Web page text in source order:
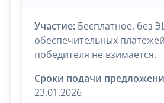
Участие: Бесплатное, без
обеспечительных
победителя не взимается.
Сроки подачи
23.01.2026